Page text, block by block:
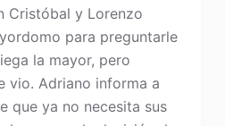
Cristóbal y Lorenzo
para preguntarle
la mayor, pero
vio. Adriano informa a
que ya no necesita sus